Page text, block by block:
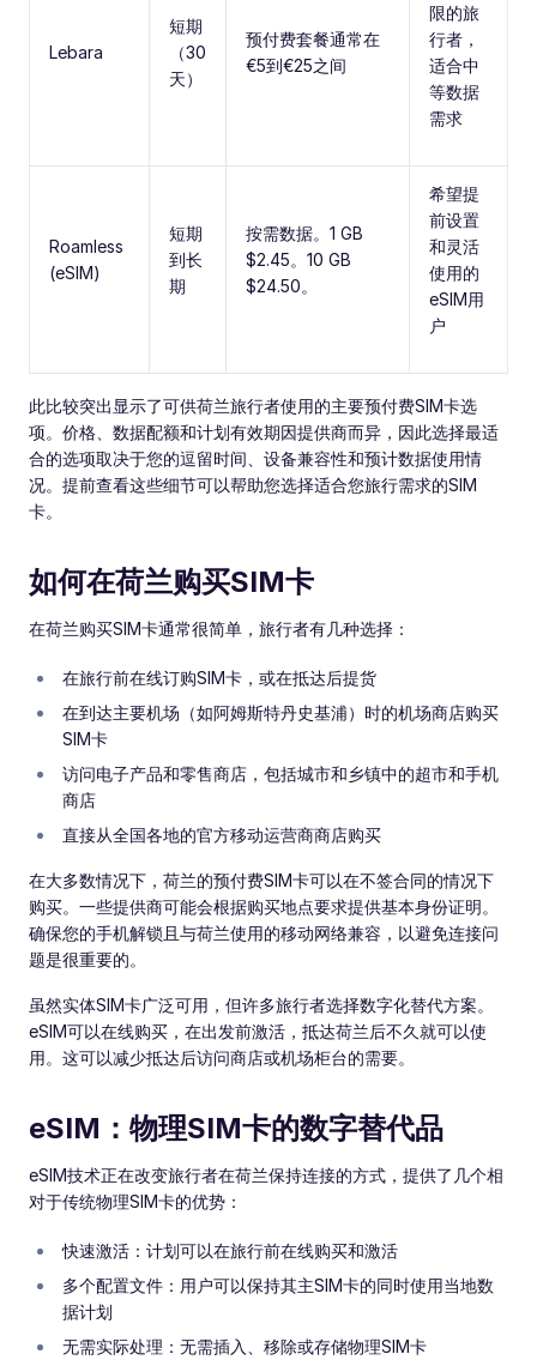
Lebara
短期
（30
天）
预付费套餐通常在
€5到€25之间
限的旅
行者，
适合中
等数据
需求
Roamless
(eSIM)
短期
到长
期
按需数据。1 GB
$2.45。10 GB
$24.50。
希望提
前设置
和灵活
使用的
eSIM用
户
此比较突出显示了可供荷兰旅行者使用的主要预付费SIM卡选
项。价格、数据配额和计划有效期因提供商而异，因此选择最适
合的选项取决于您的逗留时间、设备兼容性和预计数据使用情
况。提前查看这些细节可以帮助您选择适合您旅行需求的SIM
卡。
如何在荷兰购买SIM卡
在荷兰购买SIM卡通常很简单，旅行者有几种选择：
在旅行前在线订购SIM卡，或在抵达后提货
在到达主要机场（如阿姆斯特丹史基浦）时的机场商店购买
SIM卡
访问电子产品和零售商店，包括城市和乡镇中的超市和手机
商店
直接从全国各地的官方移动运营商商店购买
在大多数情况下，荷兰的预付费SIM卡可以在不签合同的情况下
购买。一些提供商可能会根据购买地点要求提供基本身份证明。
确保您的手机解锁且与荷兰使用的移动网络兼容，以避免连接问
题是很重要的。
虽然实体SIM卡广泛可用，但许多旅行者选择数字化替代方案。
eSIM可以在线购买，在出发前激活，抵达荷兰后不久就可以使
用。这可以减少抵达后访问商店或机场柜台的需要。
eSIM：物理SIM卡的数字替代品
eSIM技术正在改变旅行者在荷兰保持连接的方式，提供了几个相
对于传统物理SIM卡的优势：
快速激活：计划可以在旅行前在线购买和激活
多个配置文件：用户可以保持其主SIM卡的同时使用当地数
据计划
无需实际处理：无需插入、移除或存储物理SIM卡